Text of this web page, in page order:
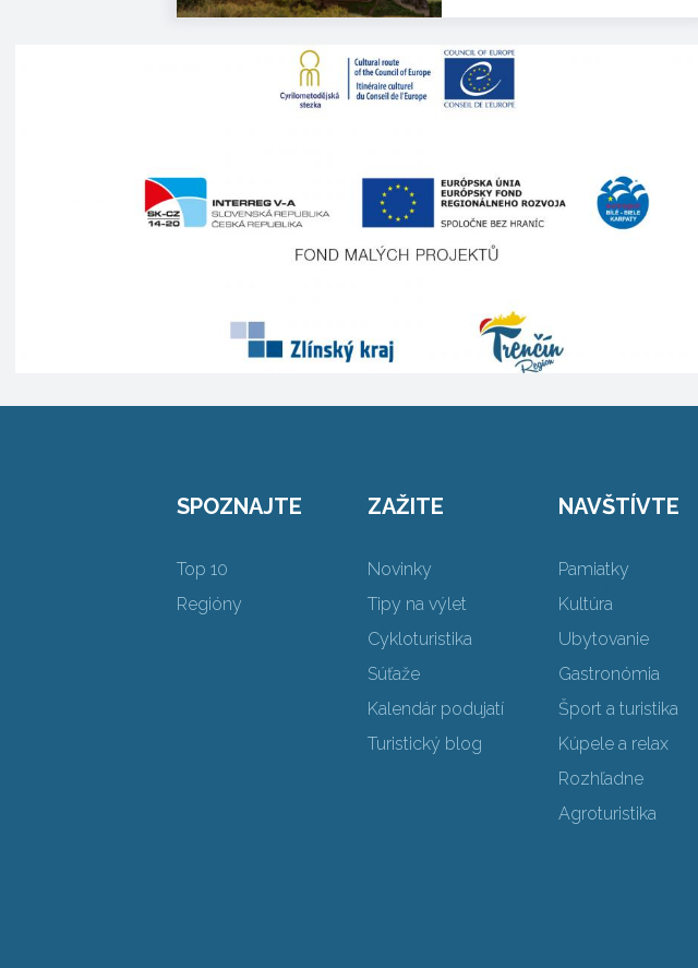
SPOZNAJTE
Top 10
Regióny
ZAŽITE
Novinky
Tipy na výlet
Cykloturistika
Súťaže
Kalendár podujatí
Turistický blog
NAVŠTÍVTE
Pamiatky
Kultúra
Ubytovanie
Gastronómia
Šport a turistika
Kúpele a relax
Rozhľadne
Agroturistika